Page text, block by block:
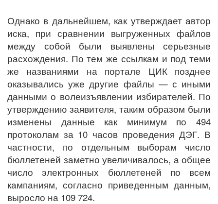
Однако в дальнейшем, как утверждает автор
иска, при сравнении выгруженных файлов
между собой были выявлены серьезные
расхождения. По тем же ссылкам и под теми
же названиями на портале ЦИК позднее
оказывались уже другие файлы — с иными
данными о волеизъявлении избирателей. По
утверждению заявителя, таким образом были
изменены данные как минимум по 494
протоколам за 10 часов проведения ДЭГ. В
частности, по отдельным выборам число
бюллетеней заметно увеличивалось, а общее
число электронных бюллетеней по всем
кампаниям, согласно приведенным данным,
выросло на 109 724.